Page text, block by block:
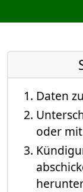
Daten
oder